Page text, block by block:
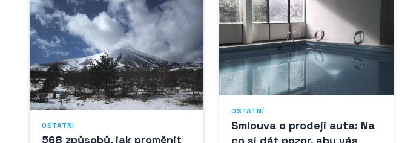
pořizuje na terasu nebo...
lámali hlavu nad tím, zda...
OSTATNÍ
568 způsobů, jak proměnit
OSTATNÍ
Smlouva o prodeji auta: Na